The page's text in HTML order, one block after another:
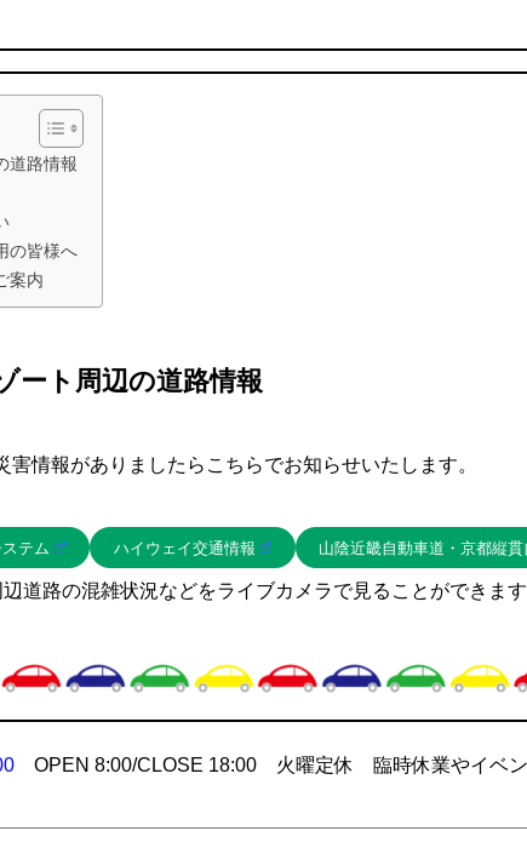
道路情報
の皆様へ
案内
ト周辺の道路情報
情報がありましたらこちらでお知らせいたします。
テム ハイウェイ交通情報 山陰近畿自動車道・京都縦
辺道路の混雑状況などをライブカメラで見ることができま
OPEN 8:00/CLOSE 18:00 火曜定休 臨時休業やイベ